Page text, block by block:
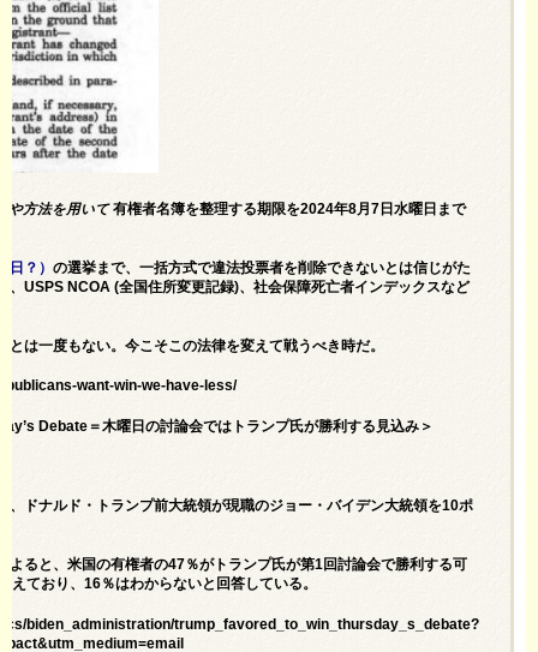
や方法を用いて有権者名簿を整理する期限を2024年8月7日水曜日まで
日？）の選挙まで、一括方式で違法投票者を削除できないとは信じがた
USPS NCOA (全国住所変更記録)、社会保障死亡者インデックスなど
は一度もない。今こそこの法律を変えて戦うべき時だ。
want-win-we-have-less/
Debate＝木曜日の討論会ではトランプ氏が勝利する見込み＞
ドナルド・トランプ前大統領が現職のジョー・バイデン大統領を10ポ
ると、米国の有権者の47％がトランプ氏が第1回討論会で勝利する可
ており、16％はわからないと回答している。
biden_administration/trump_favored_to_win_thursday_s_debate?